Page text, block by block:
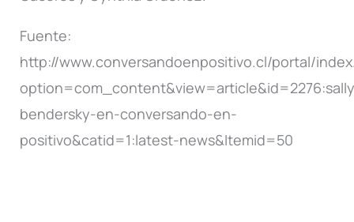
Fuente:
http://www.conversandoenpositivo.cl/portal/
bendersky-en-conversando-en-
positivo&catid=1:latest-news&Itemid=50